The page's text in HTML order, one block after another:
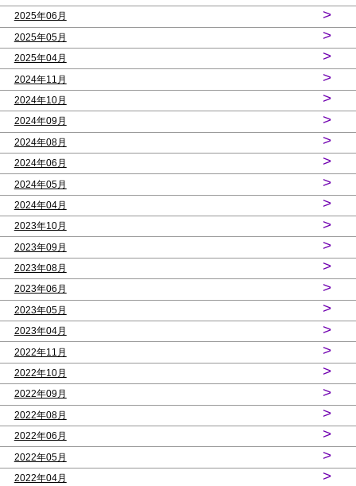
2025年06月 >
2025年05月 >
2025年04月 >
2024年11月 >
2024年10月 >
2024年09月 >
2024年08月 >
2024年06月 >
2024年05月 >
2024年04月 >
2023年10月 >
2023年09月 >
2023年08月 >
2023年06月 >
2023年05月 >
2023年04月 >
2022年11月 >
2022年10月 >
2022年09月 >
2022年08月 >
2022年06月 >
2022年05月 >
2022年04月 >